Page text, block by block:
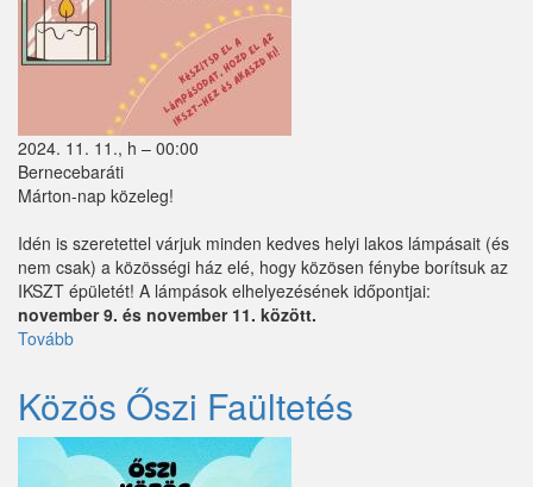
Tóalmás
Tök
Vácegres
Váchartyán
Váckisújfalu
Vácrátót
Vácszentlászló
Valkó
Vámosmikola
2024. 11. 11., h – 00:00
Bernecebaráti
Márton-nap közeleg!
Idén is szeretettel várjuk minden kedves helyi lakos lámpásait (és
nem csak) a közösségi ház elé, hogy közösen fénybe borítsuk az
IKSZT épületét! A lámpások elhelyezésének időpontjai:
november 9. és november 11. között.
Tovább
fényáradat)
Közös Őszi Faültetés